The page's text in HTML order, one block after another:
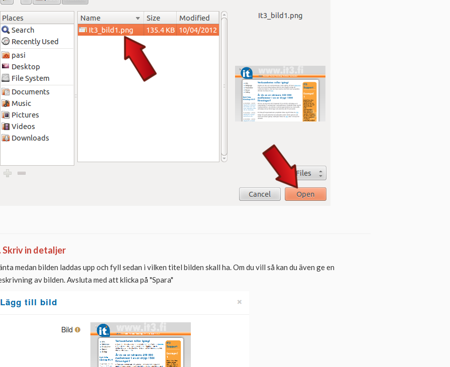
Skriv in detaljer
medan bilden laddas upp och fyll sedan i vilken titel bilden skall ha. Om du vill så kan du även ge en
av bilden. Avsluta med att klicka på "Spara"